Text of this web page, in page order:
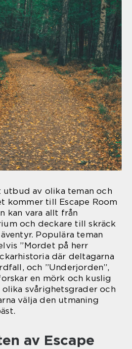
av olika teman och
kommer till Escape Room
kan vara allt från
och deckare till skräck
Populära teman
”Mordet på herr
där deltagarna
och ”Underjorden”,
en mörk och kuslig
olika svårighetsgrader och
välja den utmaning
av Escape